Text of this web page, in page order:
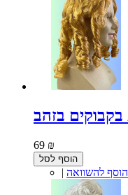
69 ₪
הוסף לסל
| הוסף להשוואה